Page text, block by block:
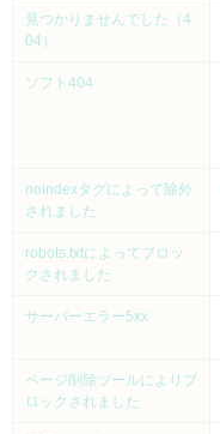
見つかりませんでした（4
04）
ソフト404
noindexタグによって除外
されました
robots.txtによってブロッ
クされました
サーバーエラー5xx
ページ削除ツールによりブ
ロックされました